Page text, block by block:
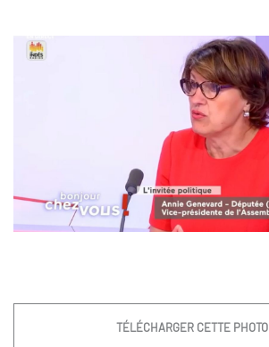
TÉLÉCHARGER CETTE PHOTO